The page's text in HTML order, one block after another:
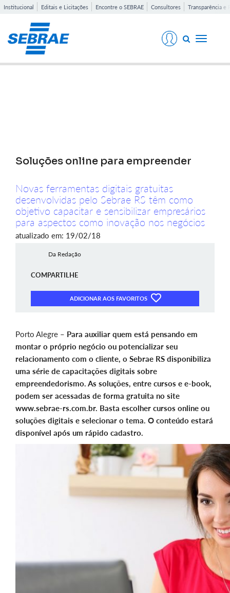
Institucional Editais e Licitações Encontre o SEBRAE Consultores Transparência e
Toggle
Soluções online para empreender
Novas ferramentas digitais gratuitas
desenvolvidas pelo Sebrae RS têm como
objetivo capacitar e sensibilizar empresários
para aspectos como inovação nos negócios
atualizado em: 19/02/18
Da Redação
COMPARTILHE
ADICIONAR AOS FAVORITOS
Porto Alegre – Para auxiliar quem está pensando em
montar o próprio negócio ou potencializar seu
relacionamento com o cliente, o Sebrae RS disponibiliza
uma série de capacitações digitais sobre
empreendedorismo. As soluções, entre cursos e e-book,
podem ser acessadas de forma gratuita no site
www.sebrae-rs.com.br. Basta escolher cursos online ou
soluções digitais e selecionar o tema. O conteúdo estará
disponível após um rápido cadastro.